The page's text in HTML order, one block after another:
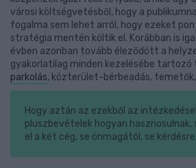
városi költségvetésből, hogy a
fogalma sem lehet arról, hogy ezeket
stratégia mentén költik el. Korábban is
évben azonban tovább éleződött a
gyakorlatilag minden kezelésébe tartozó
parkolás, közterület-bérbeadás,
Hogy aztán az ezekből az
pluszbevételek hogyan
el a két cég, se önmagától, se kérdésre.